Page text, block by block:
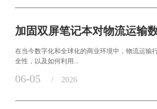
加固双屏笔记本对物流运输
在当今数字化和全球化的商业环境中，物流运输
全性，以及如何利用...
06-05 / 2026